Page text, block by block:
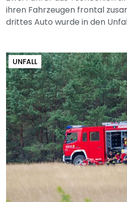
ihren Fahrzeugen frontal
drittes Auto wurde in den
UNFALL